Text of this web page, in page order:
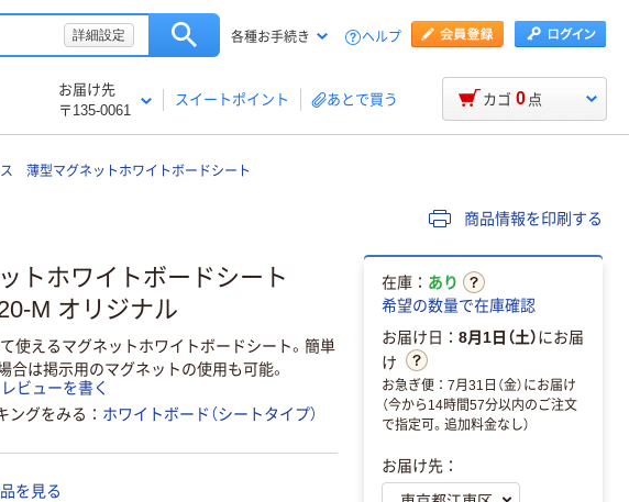
詳細設定 各種お手続き ヘルプ
お届け先
〒135-0061
スイートポイント あとで買う カゴ 0 点
薄型マグネットホワイトボードシート
商品情報を印刷する
トホワイトボードシート
M オリジナル
使えるマグネットホワイトボードシート。簡単
は掲示用のマグネットの使用も可能。
レビューを書く
ングをみる ホワイトボード（シートタイプ）
を見る
在庫： あり
希望の数量で在庫確認
お届け日： 8月1日（土）にお届
け
お急ぎ便：7月31日（金）にお届け
（今から14時間57分以内のご注文
で指定可。追加料金なし）
お届け先：